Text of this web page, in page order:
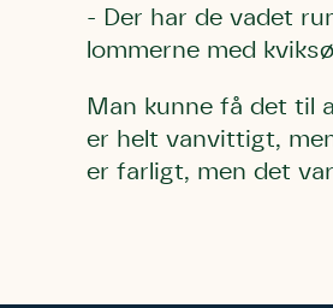
- Der har de vadet
lommerne med
Man kunne få det til
er helt vanvittigt,
er farligt, men det var
Linie 1
Test
Linie 2
Første punkt
Endelig er
et godt
der nok er
af de
Storken